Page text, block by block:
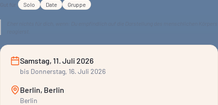
Gut für Solo Date Gruppe
Samstag, 11. Juli 2026
bis Donnerstag, 16. Juli 2026
Berlin, Berlin
Berlin